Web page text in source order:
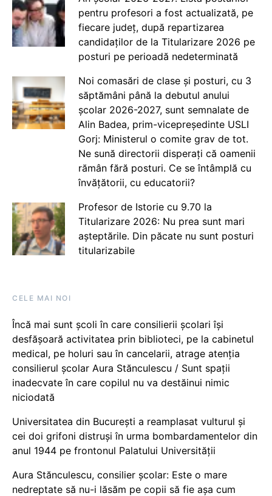
pentru profesori a fost actualizată, pe
fiecare județ, după repartizarea
candidaților de la Titularizare 2026 pe
posturi pe perioadă nedeterminată
Noi comasări de clase și posturi, cu 3
săptămâni până la debutul anului
școlar 2026-2027, sunt semnalate de
Alin Badea, prim-vicepreședinte USLI
Gorj: Ministerul o comite grav de tot.
Ne sună directorii disperați că oamenii
rămân fără posturi. Ce se întâmplă cu
învățătorii, cu educatorii?
Profesor de Istorie cu 9.70 la
Titularizare 2026: Nu prea sunt mari
așteptările. Din păcate nu sunt posturi
titularizabile
CELE MAI NOI
Încă mai sunt școli în care consilierii școlari își
desfășoară activitatea prin biblioteci, pe la cabinetul
medical, pe holuri sau în cancelarii, atrage atenția
consilierul școlar Aura Stănculescu / Sunt spații
inadecvate în care copilul nu va destăinui nimic
niciodată
Universitatea din București a reamplasat vulturul și
cei doi grifoni distruși în urma bombardamentelor din
anul 1944 pe frontonul Palatului Universității
Aura Stănculescu, consilier școlar: Este o mare
nedreptate să nu-i lăsăm pe copii să fie așa cum